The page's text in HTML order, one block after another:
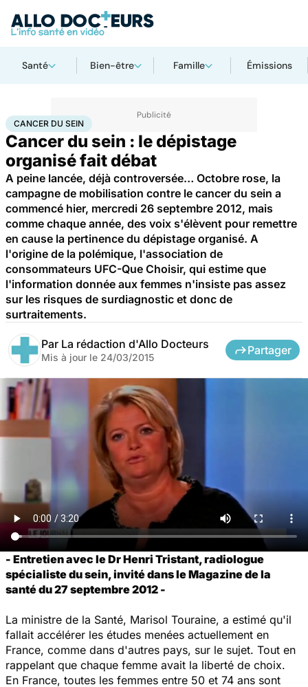
Santé Bien-être Famille Émissions
AccueilSanté Maladies Cancer du sein
CANCER DU SEIN
Cancer du sein : le dépistage
organisé fait débat
A peine lancée, déjà controversée… Octobre rose, la
campagne de mobilisation contre le cancer du sein a
commencé hier, mercredi 26 septembre 2012, mais
comme chaque année, des voix s'élèvent pour remettre
en cause la pertinence du dépistage organisé. A
l'origine de la polémique, l'association de
consommateurs UFC-Que Choisir, qui estime que
l'information donnée aux femmes n'insiste pas assez
sur les risques de surdiagnostic et donc de
surtraitements.
Par La rédaction d'Allo Docteurs
Mis à jour le 24/03/2015
Partager
- Entretien avec le Dr Henri Tristant, radiologue
spécialiste du sein, invité dans le Magazine de la
santé du 27 septembre 2012 -
La ministre de la Santé, Marisol Touraine, a estimé qu'il
fallait accélérer les études menées actuellement en
France, comme dans d'autres pays, sur le sujet. Tout en
rappelant que chaque femme avait la liberté de choix.
En France, toutes les femmes entre 50 et 74 ans sont